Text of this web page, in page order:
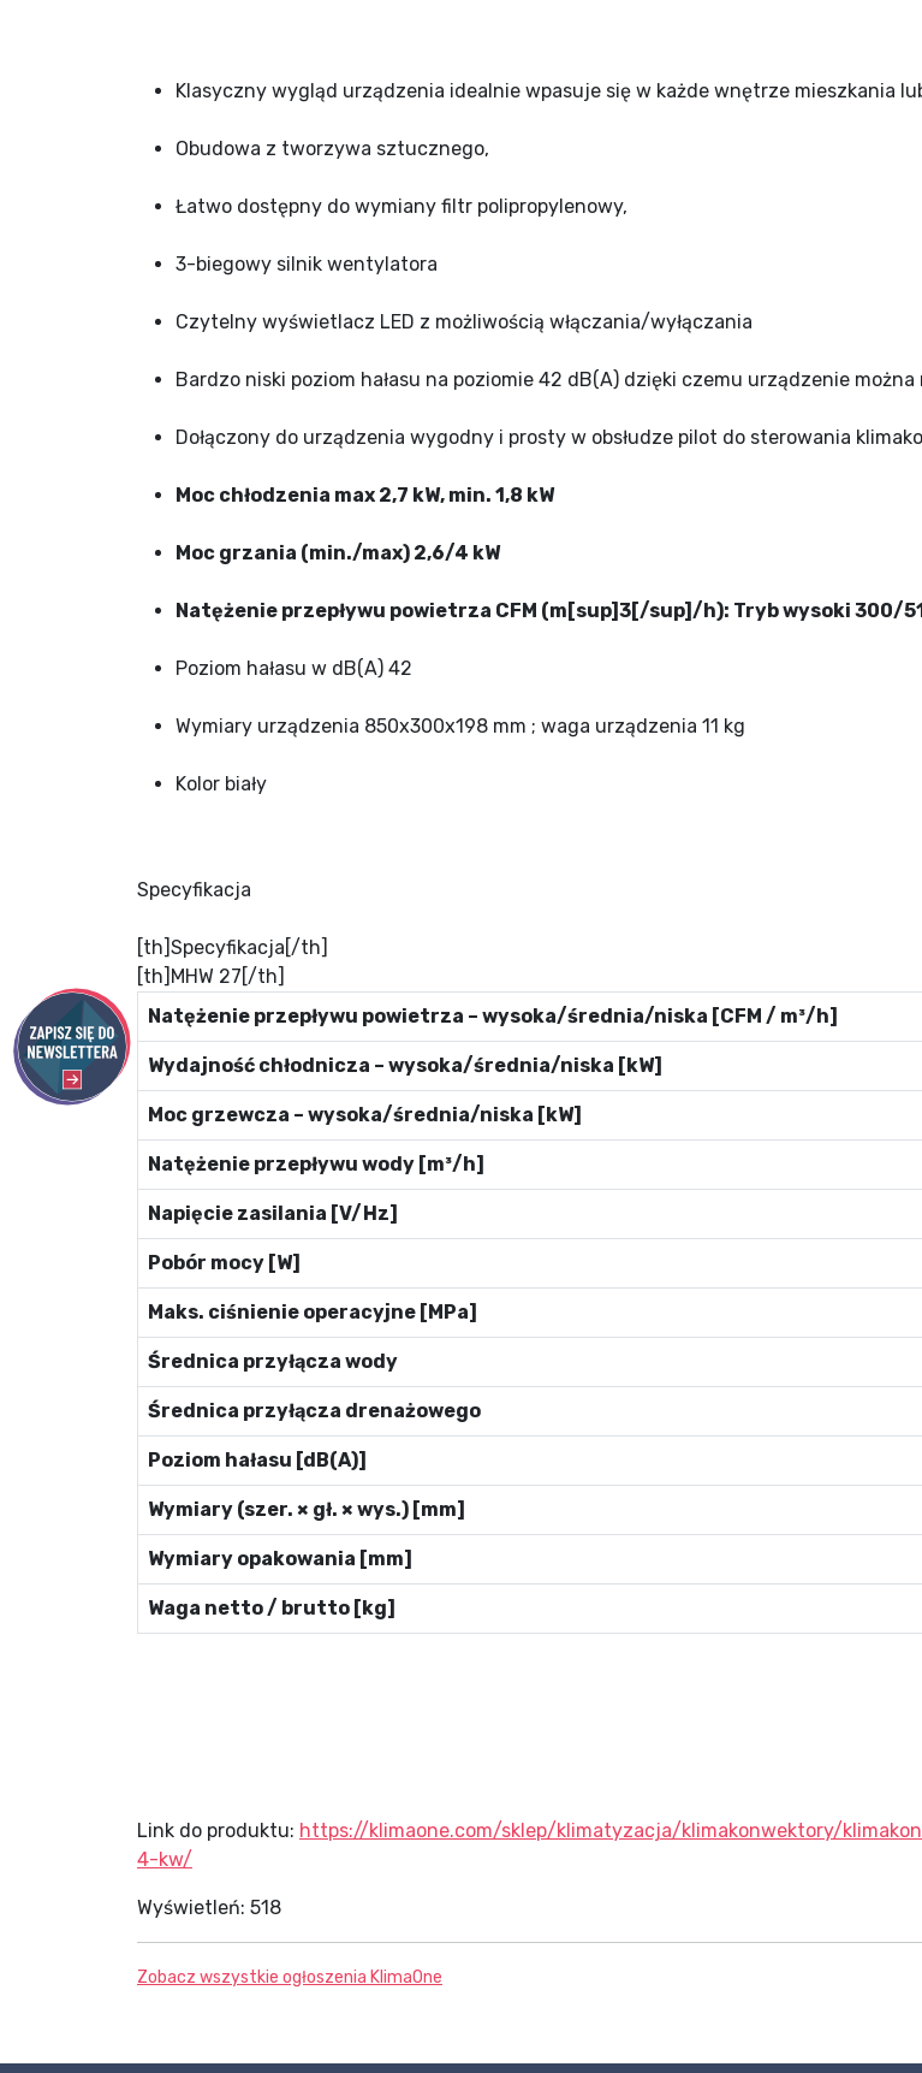
Klasyczny wygląd urządzenia idealnie wpasuje się w każde wnętrze mieszkania
Obudowa z tworzywa sztucznego,
Łatwo dostępny do wymiany filtr polipropylenowy,
3-biegowy silnik wentylatora
Czytelny wyświetlacz LED z możliwością włączania/wyłączania
Bardzo niski poziom hałasu na poziomie 42 dB(A) dzięki czemu urządzenie
Dołączony do urządzenia wygodny i prosty w obsłudze pilot do sterowania
Moc chłodzenia max 2,7 kW, min. 1,8 kW
Moc grzania (min./max) 2,6/4 kW
Natężenie przepływu powietrza CFM (m[sup]3[/sup]/h): Tryb wysoki 300/
Poziom hałasu w dB(A) 42
Wymiary urządzenia 850х300х198 mm ; waga urządzenia 11 kg
Kolor biały
Specyfikacja
[th]Specyfikacja[/th]
[th]MHW 27[/th]
Natężenie przepływu powietrza – wysoka/średnia/niska [CFM / m³/h]
Wydajność chłodnicza – wysoka/średnia/niska [kW]
Moc grzewcza – wysoka/średnia/niska [kW]
Natężenie przepływu wody [m³/h]
Napięcie zasilania [V/Hz]
Pobór mocy [W]
Maks. ciśnienie operacyjne [MPa]
Średnica przyłącza wody
Średnica przyłącza drenażowego
Poziom hałasu [dB(A)]
Wymiary (szer. × gł. × wys.) [mm]
Wymiary opakowania [mm]
Waga netto / brutto [kg]
Link do produktu: https://klimaone.com/sklep/klimatyzacja/klimakonwektory/
4-kw/
Wyświetleń: 518
Zobacz wszystkie ogłoszenia KlimaOne